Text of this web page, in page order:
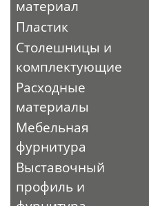
материал
Пластик
Столешницы и
комплектующие
Расходные
материалы
Мебельная
фурнитура
Выставочный
профиль и